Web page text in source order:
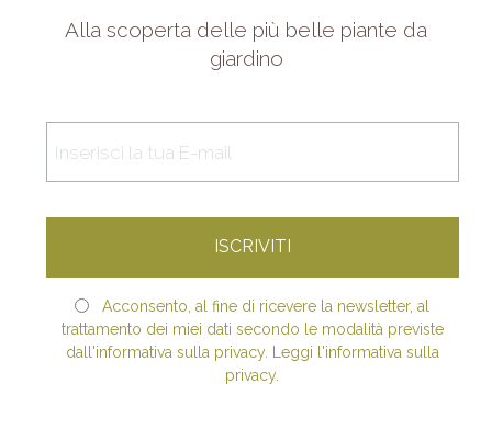
Alla scoperta delle più belle piante da
giardino
Acconsento, al fine di ricevere la newsletter, al
trattamento dei miei dati secondo le modalità previste
dall'informativa sulla privacy. Leggi l'informativa sulla
privacy.